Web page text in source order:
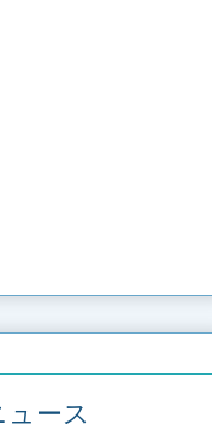
ュース